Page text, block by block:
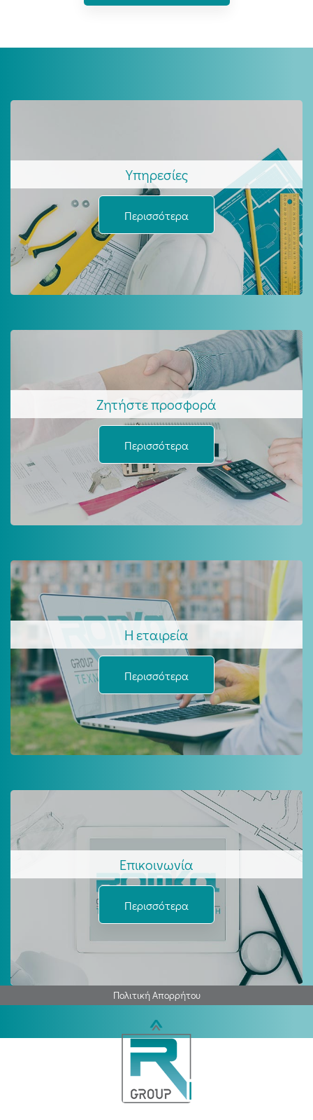
Υπηρεσίες
Περισσότερα
Ζητήστε προσφορά
Περισσότερα
Η εταιρεία
Περισσότερα
Επικοινωνία
Περισσότερα
Πολιτική Απορρήτου